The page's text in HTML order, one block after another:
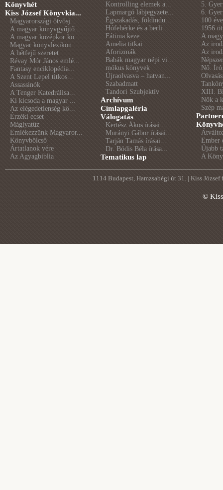
Könyvhét
Kiss József Könyvkia...
Magyarországi ötvösj...
A magyar könyvgyűjtő...
A magyar középkor kö...
Magyar könyvlexikon
A hétfejű szeretet
Révay Mór János emlé...
Fantasy enciklopédia...
A Szent Lepel titkos...
Assassinók
A Tenger Katedrálisa...
Ki kicsoda a magyar ...
Az elégedetlenség kö...
Érzéki ecset
Máglyatűz
Emlékezzünk Magyaror...
Könyvbölcső
Ártatlanok vére
Az Agyagbiblia
Kontrolling elemek a...
Lapmargó lábjegyzete...
Égszakadás, földindu...
Hófehérke és a berli...
Fátima keze
Amelia titkai
Aforizmák
Babák magyar népi vi...
mókus könyvek
Újraolvasva – hatvan...
Szabadmatt
Tandori Szubjektív
Archívum
Címlapgaléria
Válogatás
Kertész Ákos írásai...
Murányi Gábor írásai...
Tarján Tamás írásai...
Dr. Bódis Béla írása...
Tematikus lap
5.
6.
100
1956
A
Az
Az
Nő.
XIII.
Nők a
Szép
Ember
Újabb
A
1114 Budapest, Hamzsabégi út 31. | Kiss
©